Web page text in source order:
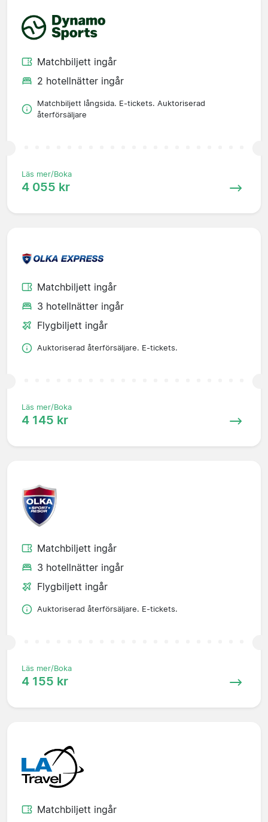
Matchbiljett ingår
2 hotellnätter ingår
Matchbiljett långsida. E-tickets. Auktoriserad
återförsäljare
Läs mer/Boka
4 055 kr
Matchbiljett ingår
3 hotellnätter ingår
Flygbiljett ingår
Auktoriserad återförsäljare. E-tickets.
Läs mer/Boka
4 145 kr
Matchbiljett ingår
3 hotellnätter ingår
Flygbiljett ingår
Auktoriserad återförsäljare. E-tickets.
Läs mer/Boka
4 155 kr
Matchbiljett ingår